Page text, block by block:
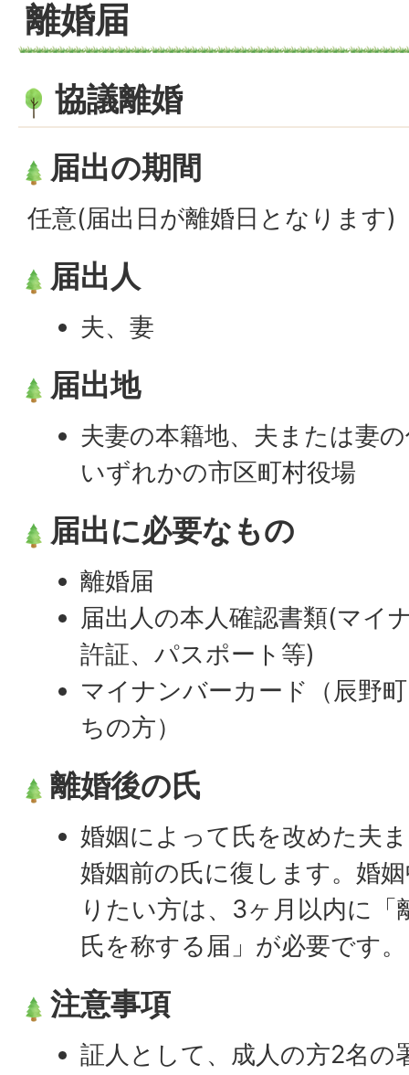
離婚届
協議離婚
届出の期間
任意(届出日が離婚日となります)
届出人
夫、妻
届出地
夫妻の本籍地、夫または妻
いずれかの市区町村役場
届出に必要なもの
離婚届
届出人の本人確認書類(マイ
許証、パスポート等)
マイナンバーカード（辰野
ちの方）
離婚後の氏
婚姻によって氏を改めた夫
婚姻前の氏に復します。婚
りたい方は、3ヶ月以内に
氏を称する届」が必要です。
注意事項
証人として、成人の方2名の